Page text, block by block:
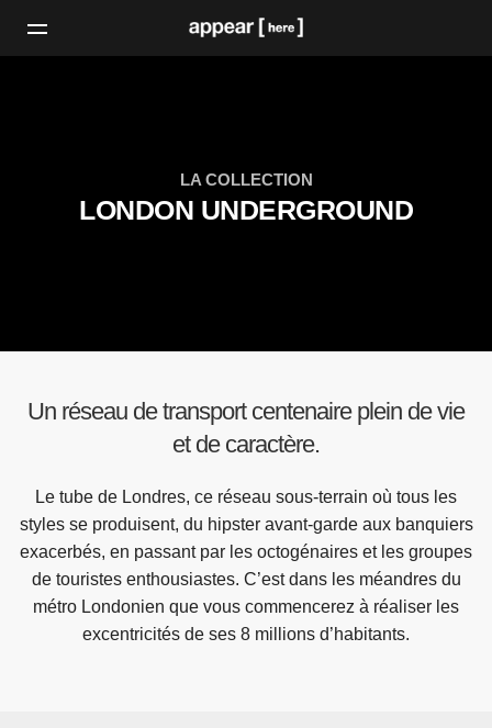
LA COLLECTION
LONDON UNDERGROUND
Un réseau de transport centenaire plein de vie
et de caractère.
Le tube de Londres, ce réseau sous-terrain où tous les
styles se produisent, du hipster avant-garde aux banquiers
exacerbés, en passant par les octogénaires et les groupes
de touristes enthousiastes. C’est dans les méandres du
métro Londonien que vous commencerez à réaliser les
excentricités de ses 8 millions d’habitants.